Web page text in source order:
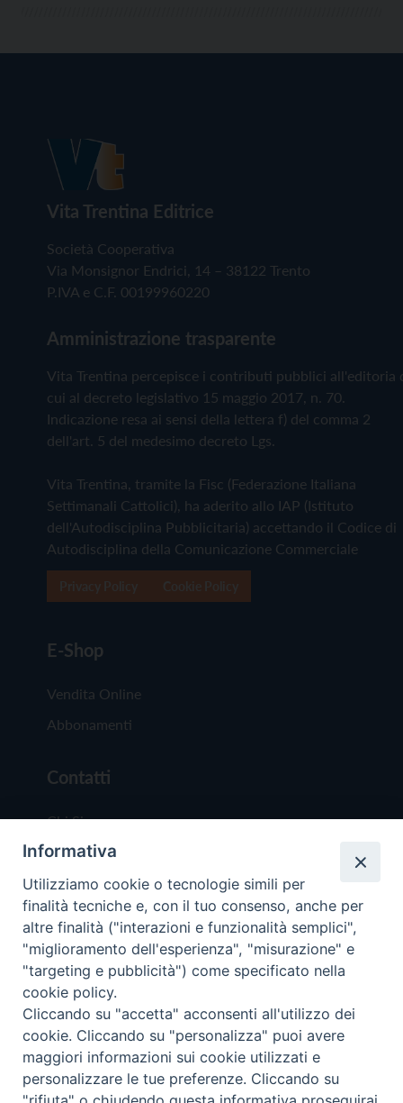
Vita Trentina Editrice
Società Cooperativa
Via Monsignor Endrici, 14 – 38122 Trento
P.IVA e C.F. 00199960220
Amministrazione trasparente
Vita Trentina percepisce i contributi pubblici all'editoria
cui al decreto legislativo 15 maggio 2017, n. 70.
Indicazione resa ai sensi della lettera f) del comma 2
dell'art. 5 del medesimo decreto Lgs.
Vita Trentina, tramite la Fisc (Federazione Italiana
Settimanali Cattolici), ha aderito allo IAP (Istituto
dell'Autodisciplina Pubblicitaria) accettando il Codice di
Autodisciplina della Comunicazione Commerciale
E-Shop
Vendita Online
Abbonamenti
Contatti
Chi Siamo
Redazione
Scrivici
Copyright © 2019 - Tutti i diritti riservati - Vita
Trentina Editrice
Privacy Policy
Torna
Informativa
Utilizziamo cookie o tecnologie simili per
finalità tecniche e, con il tuo consenso, anche per
altre finalità ("interazioni e funzionalità semplici",
"miglioramento dell'esperienza", "misurazione" e
"targeting e pubblicità") come specificato nella
cookie policy.
Cliccando su "accetta" acconsenti all'utilizzo dei
cookie. Cliccando su "personalizza" puoi avere
maggiori informazioni sui cookie utilizzati e
personalizzare le tue preferenze. Cliccando su